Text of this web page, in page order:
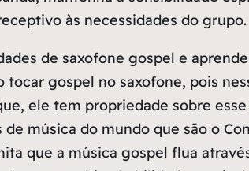
às necessidades do grupo.
de saxofone gospel e
tocar gospel no saxofone, pois
ele tem propriedade sobre
música do mundo que são o
que a música gospel flua